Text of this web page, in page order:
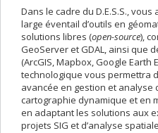
Dans le cadre du D.E.S.S., vous
large éventail d’outils en
solutions libres (open-source),
GeoServer et GDAL, ainsi que
(ArcGIS, Mapbox, Google Earth
technologique vous permettra
avancée en gestion et analyse
cartographie dynamique et en
en adaptant les solutions aux
projets SIG et d’analyse